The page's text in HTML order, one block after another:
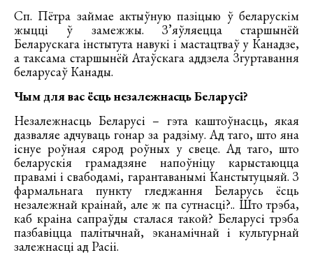
Сп. Пётра займае актыўную пазіцыю ў беларускім
жыцці ў замежжы. З’яўляецца старшынёй
Беларускага інстытута навукі і мастацтваў у Канадзе,
а таксама старшынёй Атаўскага аддзела Згуртавання
беларусаў Канады.
Чым для вас ёсць незалежнасць Беларусі?
Незалежнасць Беларусі – гэта каштоўнасць, якая
дазваляе адчуваць гонар за радзіму. Ад таго, што яна
існуе роўная сярод роўных у свеце. Ад таго, што
беларускія грамадзяне напоўніцу карыстаюцца
правамі і свабодамі, гарантаванымі Канстытуцыяй. З
фармальнага пункту гледжання Беларусь ёсць
незалежнай краінай, але ж па сутнасці?.. Што трэба,
каб краіна сапраўды сталася такой? Беларусі трэба
пазбавіцца палітычнай, эканамічнай і культурнай
залежнасці ад Расіі.